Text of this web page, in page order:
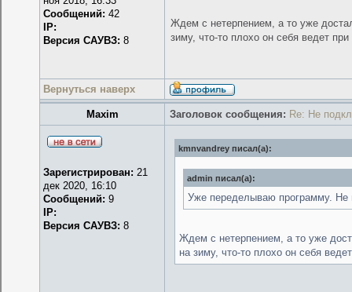
Сообщений: 42
IP:
Версия САУВЗ: 8
Ждем с нетерпением, а то уже
зиму, что-то плохо он себя ведет
Вернуться наверх
Maxim Заголовок сообщения: Re: Не
Зарегистрирован: 21
дек 2020, 16:10
Сообщений: 9
IP:
Версия САУВЗ: 8
kmnvandrey писал(а):
admin писал(а):
Уже переделываю программу. Не
Ждем с нетерпением, а то уже
на зиму, что-то плохо он себя